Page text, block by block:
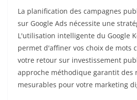
La planification des campagnes
sur Google Ads nécessite une
L'utilisation intelligente du Google
permet d'affiner vos choix de mots
votre retour sur investissement
approche méthodique garantit des
mesurables pour votre marketing